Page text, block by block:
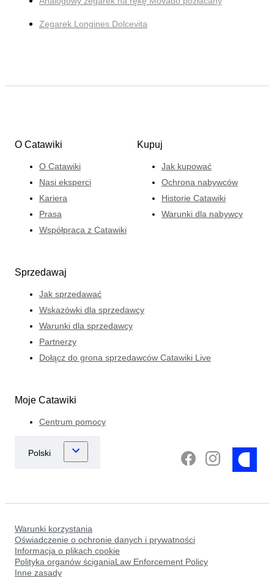
Zegarek Longines Dolcevita
O Catawiki
O Catawiki
Nasi eksperci
Kariera
Prasa
Współpraca z Catawiki
Kupuj
Jak kupować
Ochrona nabywców
Historie Catawiki
Warunki dla nabywcy
Sprzedawaj
Jak sprzedawać
Wskazówki dla sprzedawcy
Warunki dla sprzedawcy
Partnerzy
Dołącz do grona sprzedawców Catawiki Live
Moje Catawiki
Centrum pomocy
Warunki korzystania
Oświadczenie o ochronie danych i prywatności
Informacja o plikach cookie
Polityka organów ściganiaLaw Enforcement Policy
Inne zasady